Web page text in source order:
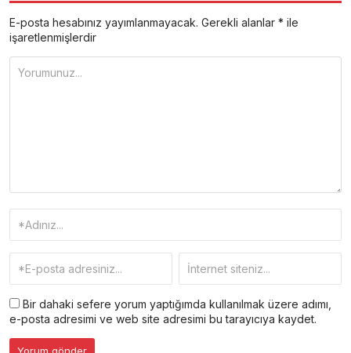
E-posta hesabınız yayımlanmayacak. Gerekli alanlar * ile
işaretlenmişlerdir
Bir dahaki sefere yorum yaptığımda kullanılmak üzere adımı,
e-posta adresimi ve web site adresimi bu tarayıcıya kaydet.